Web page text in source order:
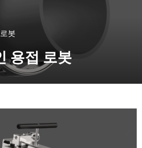
진, 광고디자인 - (주)광주요
이트 - (주)세스코
디자인 - 삼성전자㈜
상, CI - 카피어랜드㈜
영상, 홈페이지 - (주)분독
상, 카탈로그 - 피자마루
, 광고디자인 - 중외제약
영상 - (주)듀오백
영상 - ㈜고피자
봇
용접 로봇